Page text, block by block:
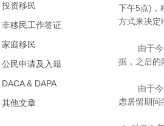
投资移民
非移民工作签证
家庭移民
公民申请及入籍
DACA & DAPA
其他文章
下午5点)，
方式来决定
由于今年
据，之后的
由于今年
虑居留期间